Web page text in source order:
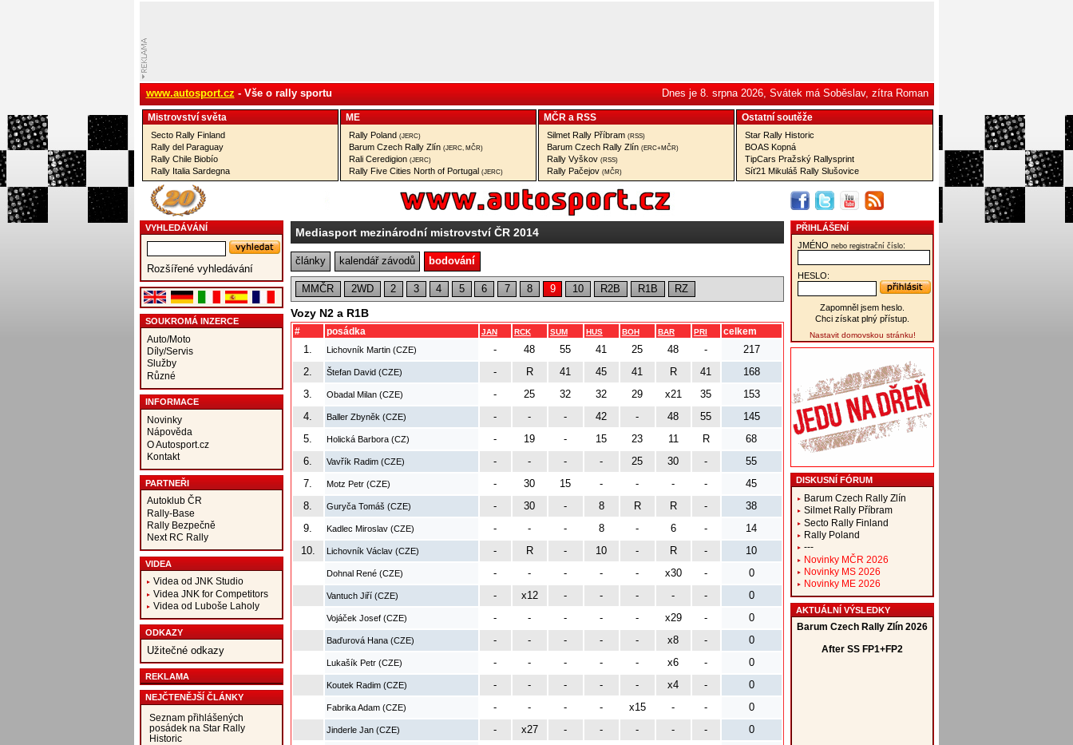
www.autosport.cz - Vše o rally sportu Dnes je 8. srpna 2026, Svátek má Soběslav, zítra Roman
Mistrovství­ světa
Secto Rally Finland
Rally del Paraguay
Rally Chile Biobío
Rally Italia Sardegna
ME
Rally Poland (JERC)
Barum Czech Rally Zlín (JERC, MČR)
Rali Ceredigion (JERC)
Rally Five Cities North of Portugal (JERC)
MČR a RSS
Silmet Rally Příbram (RSS)
Barum Czech Rally Zlín (ERC+MČR)
Rally Vyškov (RSS)
Rally Pačejov (MČR)
Ostatní­ soutěže
Star Rally Historic
BOAS Kopná
TipCars Pražský Rallysprint
Síť21 Mikuláš Rally Slušovice
VYHLEDÁVÁNÍ
Rozšířené vyhledávání
SOUKROMÁ INZERCE
Auto/Moto
Díly/Servis
Služby
Různé
INFORMACE
Novinky
Nápověda
O Autosport.cz
Kontakt
PARTNEŘI
Autoklub ČR
Rally-Base
Rally Bezpečně
Next RC Rally
VIDEA
Videa od JNK Studio
Videa JNK for Competitors
Videa od Luboše Laholy
ODKAZY
Užitečné odkazy
REKLAMA
NEJČTENĚJŠÍ ČLÁNKY
Seznam přihlášených
posádek na Star Rally
Historic
Mediasport mezinárodní mistrovství ČR 2014
články kalendář závodů bodování
MMČR 2WD 2 3 4 5 6 7 8 9 10 R2B R1B RZ
Vozy N2 a R1B
# posádka JAN RCK SUM HUS BOH BAR PRI celkem
1. Lichovník Martin (CZE) - 48 55 41 25 48 -
217
2.
Štefan David (CZE) - R 41 45 41 R 41
168
3.
Obadal Milan (CZE) - 25 32 32 29 x21 35
153
4.
Baller Zbyněk (CZE) - - - 42 - 48 55
145
5.
Holická Barbora (CZ) - 19 - 15 23 11 R
68
6.
Vavřík Radim (CZE) - - - - 25 30 -
55
7.
Motz Petr (CZE) - 30 15 - - - -
45
8.
Guryča Tomáš (CZE) - 30 - 8 R R -
38
9.
Kadlec Miroslav (CZE) - - - 8 - 6 -
14
10.
Lichovník Václav (CZE) - R - 10 - R - 10
Dohnal René (CZE) - - - - - x30 - 0
Vantuch Jiří (CZE) - x12 - - - - - 0
Vojáček Josef (CZE) - - - - - x29 - 0
Baďurová Hana (CZE) - - - - - x8 - 0
Lukašík Petr (CZE) - - - - - x6 - 0
Koutek Radim (CZE) - - - - - x4 - 0
Fabrika Adam (CZE) - - - - x15 - - 0
Jinderle Jan (CZE) - x27 - - - - - 0
PŘIHLÁŠENÍ
JMÉNO nebo registrační číslo:
HESLO:
Zapomněl jsem heslo.
Chci získat plný přístup.
Nastavit domovskou stránku!
DISKUSNÍ FÓRUM
Barum Czech Rally Zlín
Silmet Rally Příbram
Secto Rally Finland
Rally Poland
---
Novinky MČR 2026
Novinky MS 2026
Novinky ME 2026
AKTUÁLNÍ VÝSLEDKY